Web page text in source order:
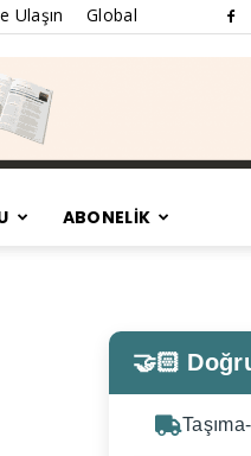
Ulaşın Global
ABONELİK
🤝🏻